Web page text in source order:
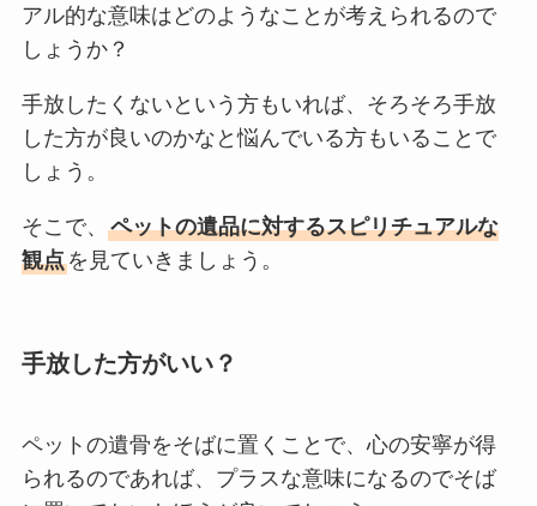
アル的な意味はどのようなことが考えられるので
しょうか？
手放したくないという方もいれば、そろそろ手放
した方が良いのかなと悩んでいる方もいることで
しょう。
そこで、 ペットの遺品に対するスピリチュアルな
観点を見ていきましょう。
手放した方がいい？
ペットの遺骨をそばに置くことで、心の安寧が得
られるのであれば、プラスな意味になるのでそば